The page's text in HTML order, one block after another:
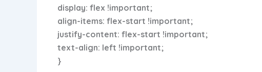
display: flex !important;
align-items: flex-start !important;
justify-content: flex-start !important;
text-align: left !important;
}